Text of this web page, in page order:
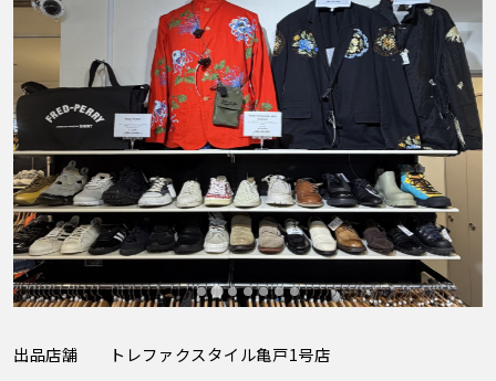
出品店舗
トレファクスタイル亀戸1号店